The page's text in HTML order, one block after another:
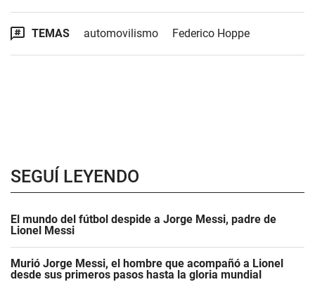
TEMAS automovilismo Federico Hoppe
SEGUÍ LEYENDO
El mundo del fútbol despide a Jorge Messi, padre de
Lionel Messi
Murió Jorge Messi, el hombre que acompañó a Lionel
desde sus primeros pasos hasta la gloria mundial